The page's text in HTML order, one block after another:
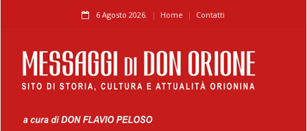
6 Agosto 2026. Home Contatti